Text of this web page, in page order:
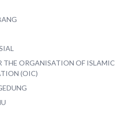
THE ORGANISATION OF ISLAMIC
(OIC)